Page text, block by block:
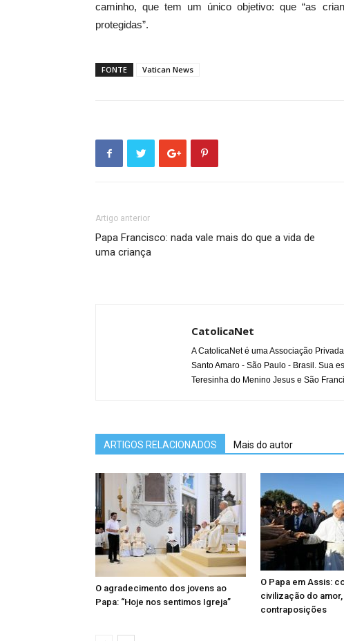
caminho, que tem um único objetivo: que “as
protegidas”.
FONTE Vatican News
Artigo anterior
Papa Francisco: nada vale mais do que a vida de
uma criança
CatolicaNet
A CatolicaNet é uma Associação
Santo Amaro - São Paulo - Brasil. Sua
Teresinha do Menino Jesus e São
ARTIGOS RELACIONADOS Mais do autor
O agradecimento dos jovens ao
Papa: “Hoje nos sentimos Igreja”
O Papa em Assis:
civilização do
contraposições